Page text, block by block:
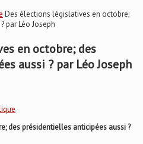
Des élections législatives en octobre;
par Léo Joseph
en octobre; des
aussi ? par Léo Joseph
des présidentielles anticipées aussi ?